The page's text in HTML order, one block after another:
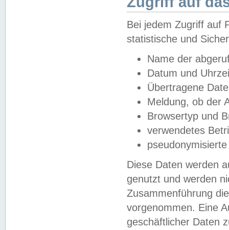
Bei jedem Zugriff auf
statistische und
Name der
Datum und
Übertragene
Meldung, ob der
Browsertyp und
verwendetes
Diese Daten werden
genutzt und werden
Zusammenführung
vorgenommen. Eine
geschäftlicher Daten